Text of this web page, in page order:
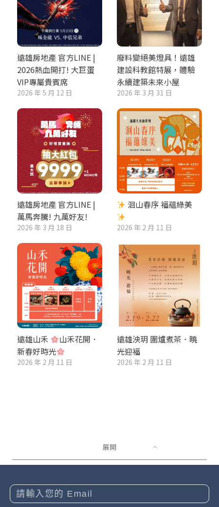
遠雄房地產 官方LINE |
2026熱血開打! 大巨蛋
VIP專屬貴賓席
2026 年 5 月 12 日
廢料變絕美燈具！遠雄
建設科教館特展，體驗
永續建築未來小屋
2026 年 3 月 31 日
遠雄房地產 官方LINE |
萬馬奔騰! 九萬好友!
2026 年 3 月 18 日
洄山春序 福蘊綠美
2026 年 2 月 11 日
遠雄山禾
山禾花開．
新春好時光
2026 年 2 月 11 日
遠雄泱玥 圍爐煮茶．曉
光迎福
2026 年 2 月 11 日
展開